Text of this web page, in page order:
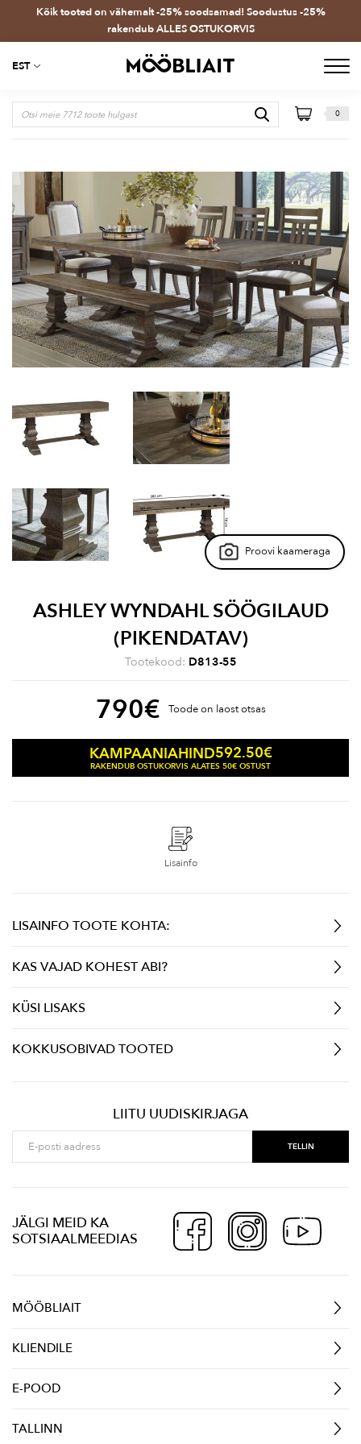
Kõik tooted on vähemalt -25% soodsamad! Soodustus -25%
rakendub ALLES OSTUKORVIS
EST
0
Proovi kaameraga
ASHLEY WYNDAHL SÖÖGILAUD
(PIKENDATAV)
Tootekood: D813-55
790€ Toode on laost otsas
KAMPAANIAHIND592.50€
RAKENDUB OSTUKORVIS ALATES 50€ OSTUST
Lisainfo
LISAINFO TOOTE KOHTA:
KAS VAJAD KOHEST ABI?
KÜSI LISAKS
KOKKUSOBIVAD TOOTED
LIITU UUDISKIRJAGA
JÄLGI MEID KA
SOTSIAALMEEDIAS
MÖÖBLIAIT
KLIENDILE
E-POOD
TALLINN